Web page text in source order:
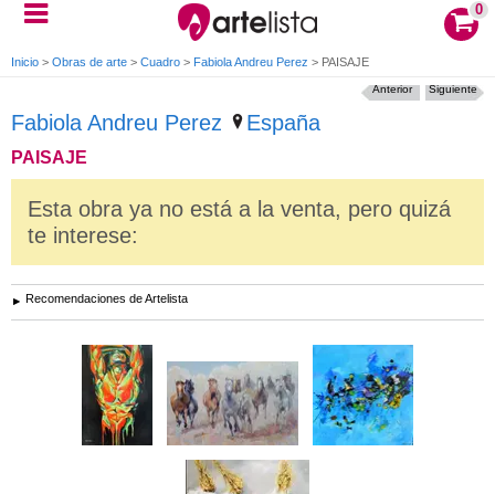
0
Inicio > Obras de arte > Cuadro > Fabiola Andreu Perez > PAISAJE
Fabiola Andreu Perez España
PAISAJE
Siguiente
Anterior
Esta obra ya no está a la venta, pero quizá
te interese:
Recomendaciones de Artelista